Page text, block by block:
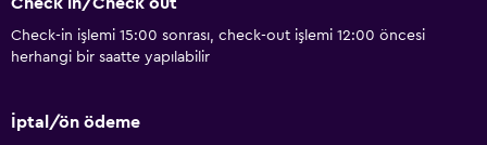
Check in/Check out
Check-in işlemi 15:00 sonrası, check-out işlemi 12:00 öncesi
herhangi bir saatte yapılabilir
İptal/ön ödeme